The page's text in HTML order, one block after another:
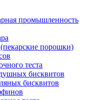
промышленность
порошки)
теста
бисквитов
бисквитов